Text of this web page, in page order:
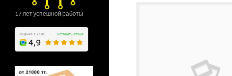
17 лет успешной работы